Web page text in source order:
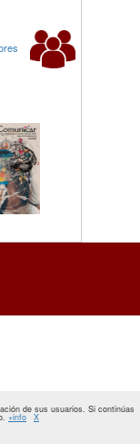
de sus usuarios. Si continúas
+info X